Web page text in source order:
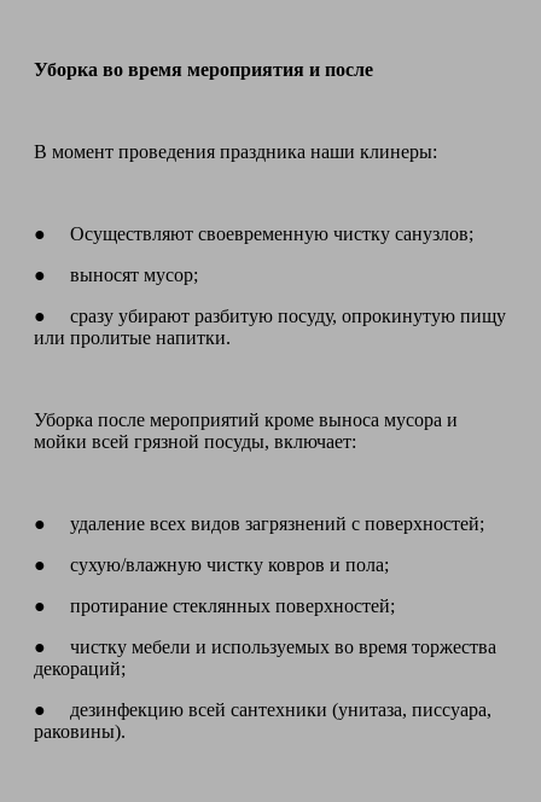
Уборка во время мероприятия и после
В момент проведения праздника наши клинеры:
● Осуществляют своевременную чистку санузлов;
● выносят мусор;
● сразу убирают разбитую посуду, опрокинутую пищу
или пролитые напитки.
Уборка после мероприятий кроме выноса мусора и
мойки всей грязной посуды, включает:
● удаление всех видов загрязнений с поверхностей;
● сухую/влажную чистку ковров и пола;
● протирание стеклянных поверхностей;
● чистку мебели и используемых во время торжества
декораций;
● дезинфекцию всей сантехники (унитаза, писсуара,
раковины).